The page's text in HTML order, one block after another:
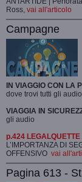
Ross, vai all'articolo
Campagne
IN VIAGGIO CON LA
dove trovi tutti gli audio
VIAGGIA IN
gli audio
p.424 LEGALQUETTE
L’IMPORTANZA DI
OFFENSIVO vai
Pagina 613 -